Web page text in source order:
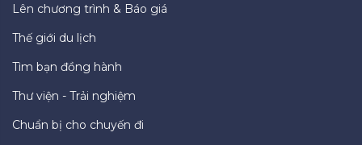
Lên chương trình & Báo giá
Thế giới du lịch
Tìm bạn đồng hành
Thư viện - Trải nghiệm
Chuẩn bị cho chuyến đi